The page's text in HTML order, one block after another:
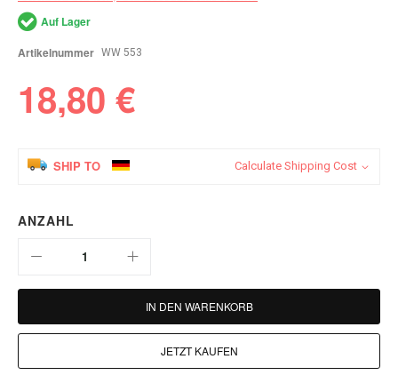
Bildergalerie
springenAuf Lager
Artikelnummer WW 553
18,80 €
SHIP TO Calculate Shipping Cost
ANZAHL
IN DEN WARENKORB
JETZT KAUFEN